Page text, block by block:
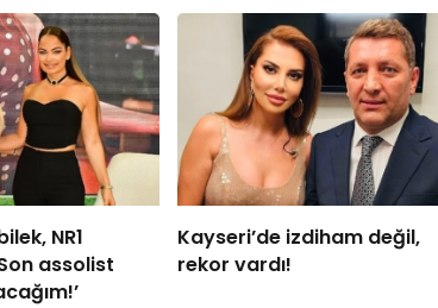
NR1
assolist
Kayseri’de izdiham değil,
rekor vardı!